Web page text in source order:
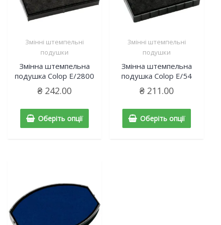
Змінні штемпельні
подушки
Змінна штемпельна
подушка Colop E/2800
₴ 242.00
Оберіть опції
Змінні штемпельні
подушки
Змінна штемпельна
подушка Colop E/54
₴211.00
Оберіть опції